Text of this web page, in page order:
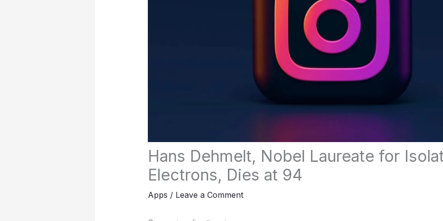
Hans Dehmelt, Nobel Laureate for
Electrons, Dies at 94
Apps / Leave a Comment